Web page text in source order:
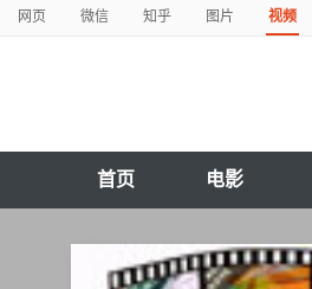
网页 微信 知乎 图片 视频
首页 电影